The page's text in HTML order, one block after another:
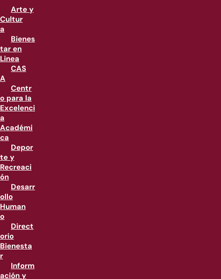
Arte y
Cultur
a
Bienes
tar en
Linea
CAS
A
Centr
o para la
Excelenci
a
Académi
ca
Depor
te y
Recreaci
ón
Desarr
ollo
Human
o
Direct
orio
Bienesta
r
Inform
ación y